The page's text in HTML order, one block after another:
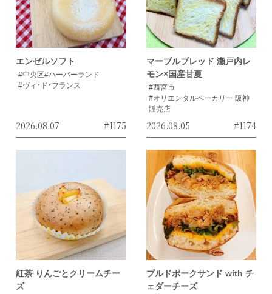
エンゼルソフト
#中央区#ハーバーランド
#ヴィ・ド・フランス
2026.08.07 #1175
マーブルブレッド 瀬戸内レ
モン×国産甘夏
#西宮市
#オリエンタルベーカリー 阪神
販売店
2026.08.05 #1174
紅茶 りんごとクリームチー
ズ
プルドポークサンド with チ
ェダーチーズ